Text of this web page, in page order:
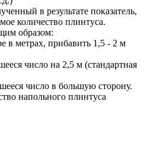
в результате показатель,
количество плинтуса.
образом:
в метрах, прибавить 1,5 - 2 м
число на 2,5 м (стандартная
число в большую сторону.
напольного плинтуса